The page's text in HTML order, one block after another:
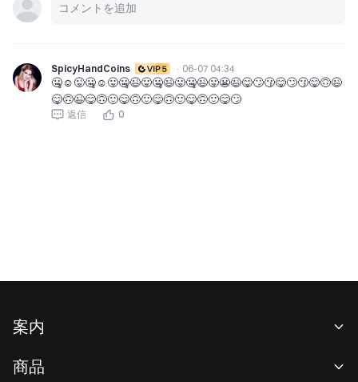
SpicyHandCoins · 06-07 04:34
🤐☺️😜🤐☺️😛🤐😉😛🤐😉😛🤐😉😛😬😉😋🙄😗😋🙄😗😋🙃😉
😋🙃😉😋🙃🙂😋🙃🙂😋🙃🙂😋🙃🙂😋🙄
返信 0
案内
商品